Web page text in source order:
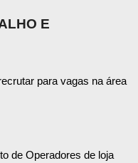
E
para vagas na área
de Operadores de loja